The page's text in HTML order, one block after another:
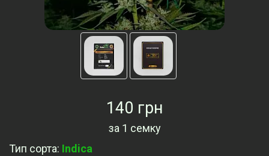
140 грн
за 1 семку
Тип сорта: Indica